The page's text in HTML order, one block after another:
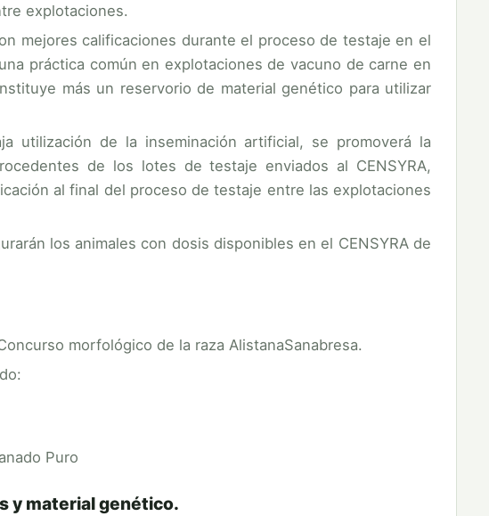
explotaciones.
mejores calificaciones durante el proceso de testaje en el
práctica común en explotaciones de vacuno de carne en
más un reservorio de material genético para utilizar
utilización de la inseminación artificial, se promoverá la
de los lotes de testaje enviados al CENSYRA,
al final del proceso de testaje entre las explotaciones
los animales con dosis disponibles en el CENSYRA de
morfológico de la raza AlistanaSanabresa.
Puro
y material genético.